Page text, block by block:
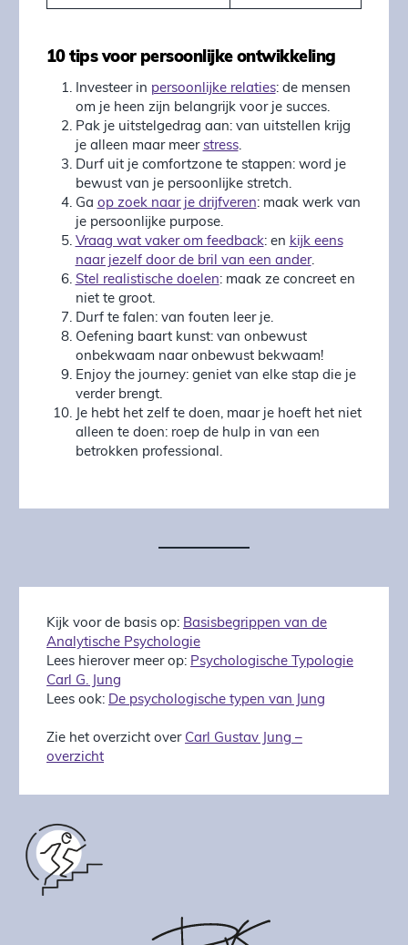
10 tips voor persoonlijke ontwikkeling
Investeer in persoonlijke relaties: de mensen
om je heen zijn belangrijk voor je succes.
Pak je uitstelgedrag aan: van uitstellen krijg
je alleen maar meer stress.
Durf uit je comfortzone te stappen: word je
bewust van je persoonlijke stretch.
Ga op zoek naar je drijfveren: maak werk van
je persoonlijke purpose.
Vraag wat vaker om feedback: en kijk eens
naar jezelf door de bril van een ander.
Stel realistische doelen: maak ze concreet en
niet te groot.
Durf te falen: van fouten leer je.
Oefening baart kunst: van onbewust
onbekwaam naar onbewust bekwaam!
Enjoy the journey: geniet van elke stap die je
verder brengt.
Je hebt het zelf te doen, maar je hoeft het niet
alleen te doen: roep de hulp in van een
betrokken professional.
Kijk voor de basis op: Basisbegrippen van de
Analytische Psychologie
Lees hierover meer op: Psychologische Typologie
Carl G. Jung
Lees ook: De psychologische typen van Jung
Zie het overzicht over Carl Gustav Jung –
overzicht